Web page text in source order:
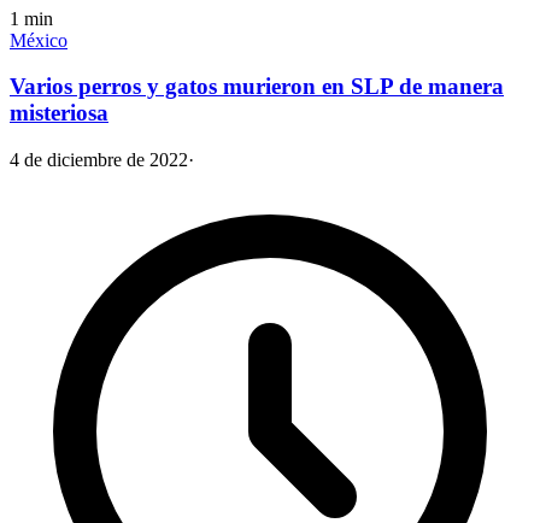
1 min
México
Varios perros y gatos murieron en SLP de manera
misteriosa
4 de diciembre de 2022·